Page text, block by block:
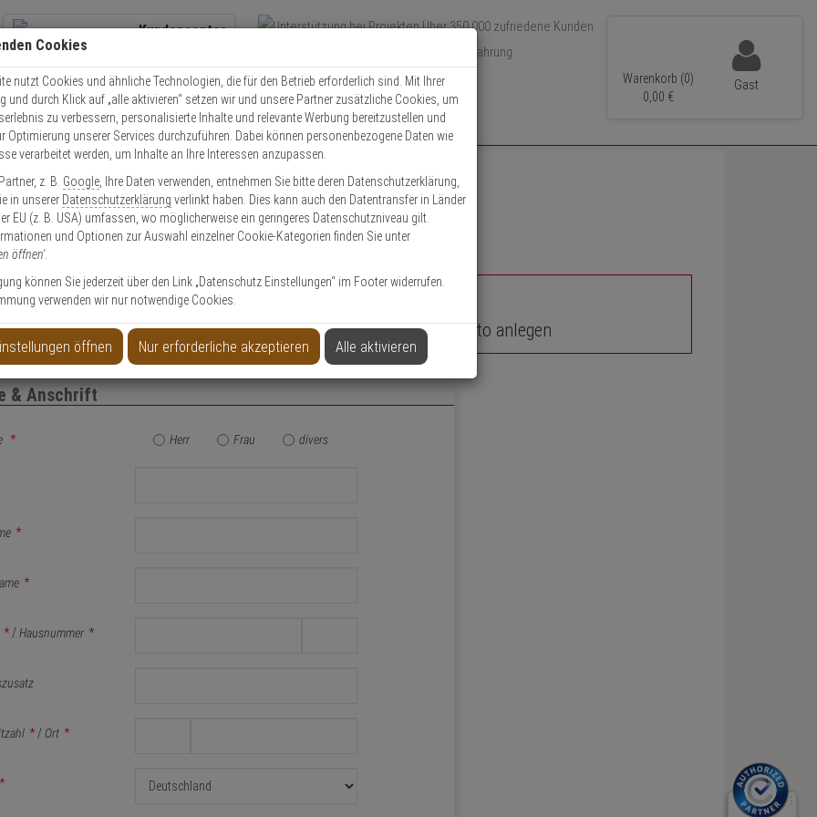
Kundencenter
Kontaktservice nutzen
Mo. - Do.: 8:00 - 16:30 Fr. 8:00 - 14:00 Uhr
Über 350.000 zufriedene Kunden
Über 15 Jahre Erfahrung
Schneller Versand
Warenkorb (0)
0, 00 €
Gast
EXPERT-Security für Privatkunden
Das Beste für Ihre Sicherheit!
anlegen Privatkunden-Konto anlegen
& Anschrift
* Herr Frau divers
*
*
* /Hausnummer *
* / Ort *
*
Cookies
nutzt Cookies und ähnliche Technologien, die für den Betrieb erforderlich sind. Mit Ihrer
und durch Klick auf „alle aktivieren“ setzen wir und unsere Partner zusätzliche Cookies, um
zu verbessern, personalisierte Inhalte und relevante Werbung bereitzustellen und
Optimierung unserer Services durchzuführen. Dabei können personenbezogene Daten wie
verarbeitet werden, um Inhalte an Ihre Interessen anzupassen.
z. B. Google , Ihre Daten verwenden, entnehmen Sie bitte deren Datenschutzerklärung,
in unserer Datenschutzerklärung verlinkt haben. Dies kann auch den Datentransfer in Länder
EU (z. B. USA) umfassen, wo möglicherweise ein geringeres Datenschutzniveau gilt.
und Optionen zur Auswahl einzelner Cookie-Kategorien finden Sie unter
öffnen'.
können Sie jederzeit über den Link „Datenschutz Einstellungen“ im Footer widerrufen.
verwenden wir nur notwendige Cookies.
öffnen Nur erforderliche akzeptieren Alle aktivieren